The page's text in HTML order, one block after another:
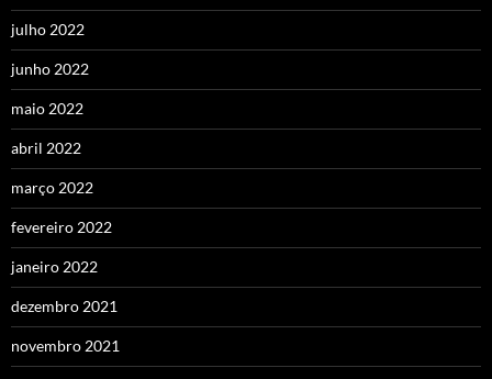
julho 2022
junho 2022
maio 2022
abril 2022
março 2022
fevereiro 2022
janeiro 2022
dezembro 2021
novembro 2021